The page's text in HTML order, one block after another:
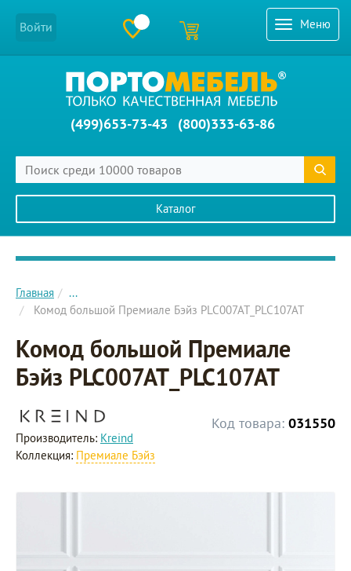
Меню
Войти
(499)653-73-43 (800)333-63-86
Каталог
Главное меню сайта
Главная
...
Комод большой Премиале Бэйз PLC007AT_PLC107AT
Комод большой Премиале
Бэйз PLC007AT_PLC107AT
Код товара: 031550
Производитель: Kreind
Коллекция: Премиале Бэйз